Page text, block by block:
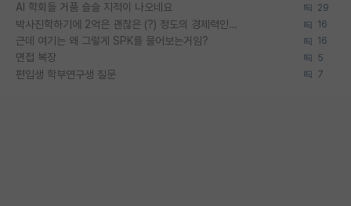
AI 학회들 거품 슬슬 지적이 나오네요 29
박사진학하기에 2억은 괜찮은 (?) 정도의 경제력인가요 16
근데 여기는 왜 그렇게 SPK를 물어보는거임? 16
면접 복장 5
편입생 학부연구생 질문 7